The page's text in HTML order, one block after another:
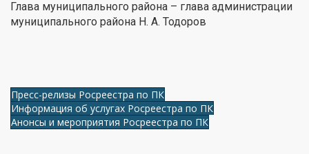
Глава муниципального района – глава администрации
муниципального района Н. А. Тодоров
Пресс-релизы Росреестра по ПК
Информация об услугах Росреестра по ПК
Анонсы и мероприятия Росреестра по ПК